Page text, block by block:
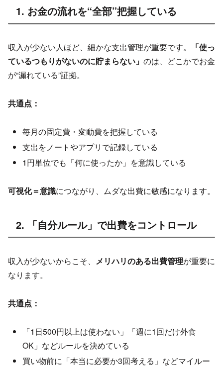
1. お金の流れを“全部”把握している
収入が少ない人ほど、細かな支出管理が重要です。
「使っ
ているつもりがないのに貯まらない」 のは、どこかでお金
が“漏れている”証拠。
共通点：
毎月の固定費・変動費を把握している
支出をノートやアプリで記録している
1円単位でも「何に使ったか」を意識している
可視化＝意識につながり、ムダな出費に敏感になります。
2. 「自分ルール」で出費をコントロール
収入が少ないからこそ、 メリハリのある出費管理が重要に
なります。
共通点：
「1日500円以上は使わない」「週に1回だけ外食
OK」などルールを決めている
買い物前に「本当に必要か3回考える」などマイルー